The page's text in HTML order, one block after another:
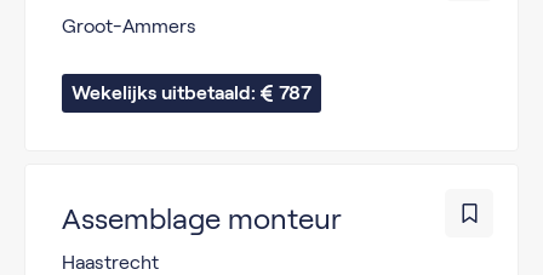
Groot-Ammers
Wekelijks uitbetaald: 787
Assemblage monteur
Haastrecht